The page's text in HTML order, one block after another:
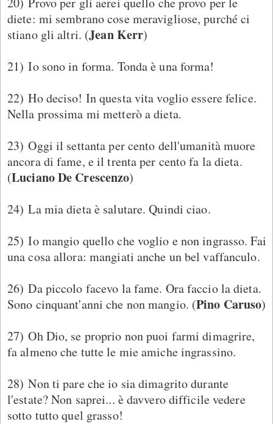
diete: mi sembrano cose meravigliose, purché ci
stiano gli altri. (Jean Kerr)
21) Io sono in forma. Tonda è una forma!
22) Ho deciso! In questa vita voglio essere felice.
Nella prossima mi metterò a dieta.
23) Oggi il settanta per cento dell'umanità muore
ancora di fame, e il trenta per cento fa la dieta.
(Luciano De Crescenzo)
24) La mia dieta è salutare. Quindi ciao.
25) Io mangio quello che voglio e non ingrasso. Fai
una cosa allora: mangiati anche un bel vaffanculo.
26) Da piccolo facevo la fame. Ora faccio la dieta.
Sono cinquant'anni che non mangio. (Pino Caruso)
27) Oh Dio, se proprio non puoi farmi dimagrire,
fa almeno che tutte le mie amiche ingrassino.
28) Non ti pare che io sia dimagrito durante
l'estate? Non saprei... è davvero difficile vedere
sotto tutto quel grasso!